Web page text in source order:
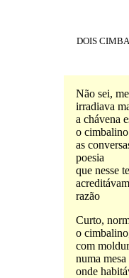
DOIS
Não sei,
irradiava
a chávena
o
as
poesia
que nesse
razão
Curto,
o
com
numa
onde